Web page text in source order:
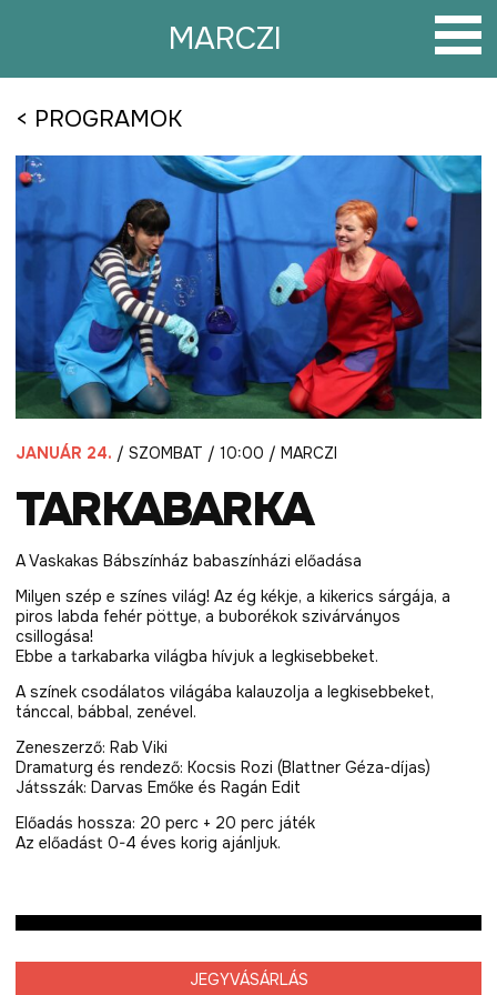
MARCZI
< PROGRAMOK
JANUÁR 24. / SZOMBAT / 10:00 / MARCZI
TARKABARKA
A Vaskakas Bábszínház babaszínházi előadása
Milyen szép e színes világ! Az ég kékje, a kikerics sárgája, a
piros labda fehér pöttye, a buborékok szivárványos
csillogása!
Ebbe a tarkabarka világba hívjuk a legkisebbeket.
A színek csodálatos világába kalauzolja a legkisebbeket,
tánccal, bábbal, zenével.
Zeneszerző: Rab Viki
Dramaturg és rendező: Kocsis Rozi (Blattner Géza-díjas)
Játsszák: Darvas Emőke és Ragán Edit
Előadás hossza: 20 perc + 20 perc játék
Az előadást 0-4 éves korig ajánljuk.
JEGYVÁSÁRLÁS